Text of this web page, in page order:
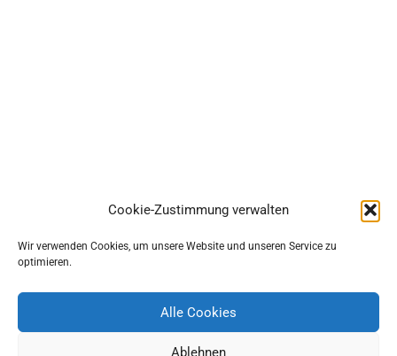
Cookie-Zustimmung verwalten
Wir verwenden Cookies, um unsere Website und unseren Service zu
optimieren.
Alle Cookies
Ablehnen